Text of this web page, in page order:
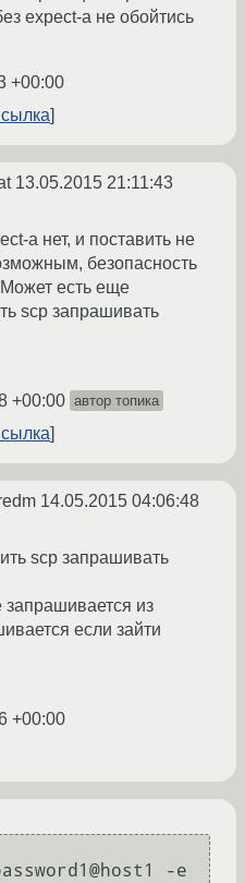
expect-а не обойтись
+00:00
13.05.2015 21:11:43
а нет, и поставить не
безопасность
есть еще
scp запрашивать
+00:00 автор топика
14.05.2015 04:06:48
scp запрашивать
из
если зайти
+00:00
-e